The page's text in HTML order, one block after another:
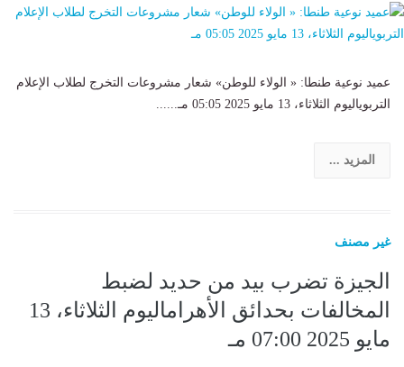
عميد نوعية طنطا: « الولاء للوطن» شعار مشروعات التخرج لطلاب الإعلام
التربوياليوم الثلاثاء، 13 مايو 2025 05:05 مـ......
المزيد ...
غير مصنف
الجيزة تضرب بيد من حديد لضبط
المخالفات بحدائق الأهراماليوم الثلاثاء، 13
مايو 2025 07:00 مـ